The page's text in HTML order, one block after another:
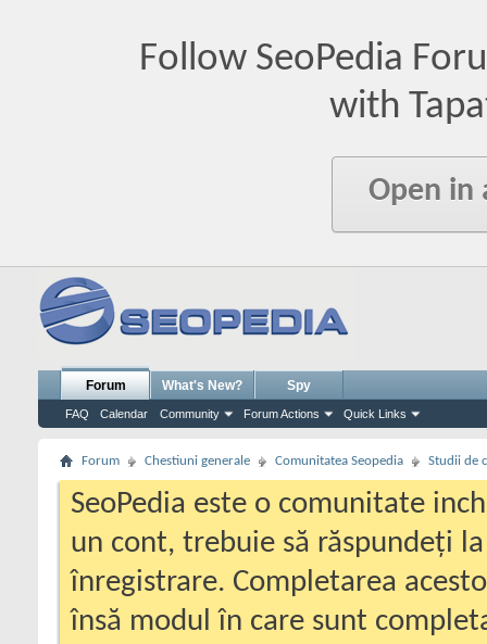
Follow SeoPedia
with
Open in
Forum
FAQ Calendar Community Forum Actions Quick Links
What's New? Spy
Forum Chestiuni generale Comunitatea Seopedia Studii de
SeoPedia este o comunitate
un cont, trebuie să răspundeți
înregistrare. Completarea
însă modul în care sunt